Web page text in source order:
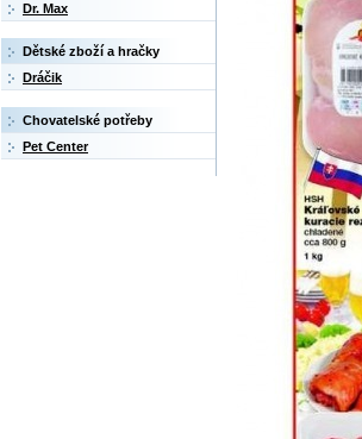
Dr. Max
Dětské zboží a hračky
Dráčik
Chovatelské potřeby
Pet Center